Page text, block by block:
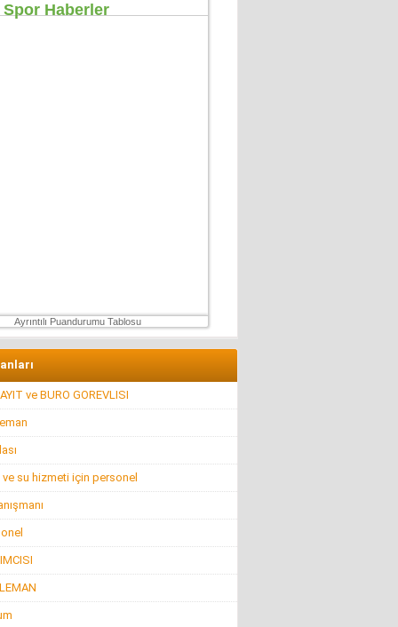
Görünmeyen Hayır Kapısı
8 Şubat 2026 Pazar
Ayrıntılı Puandurumu Tablosu
ve BURO GOREVLISI
su hizmeti için personel